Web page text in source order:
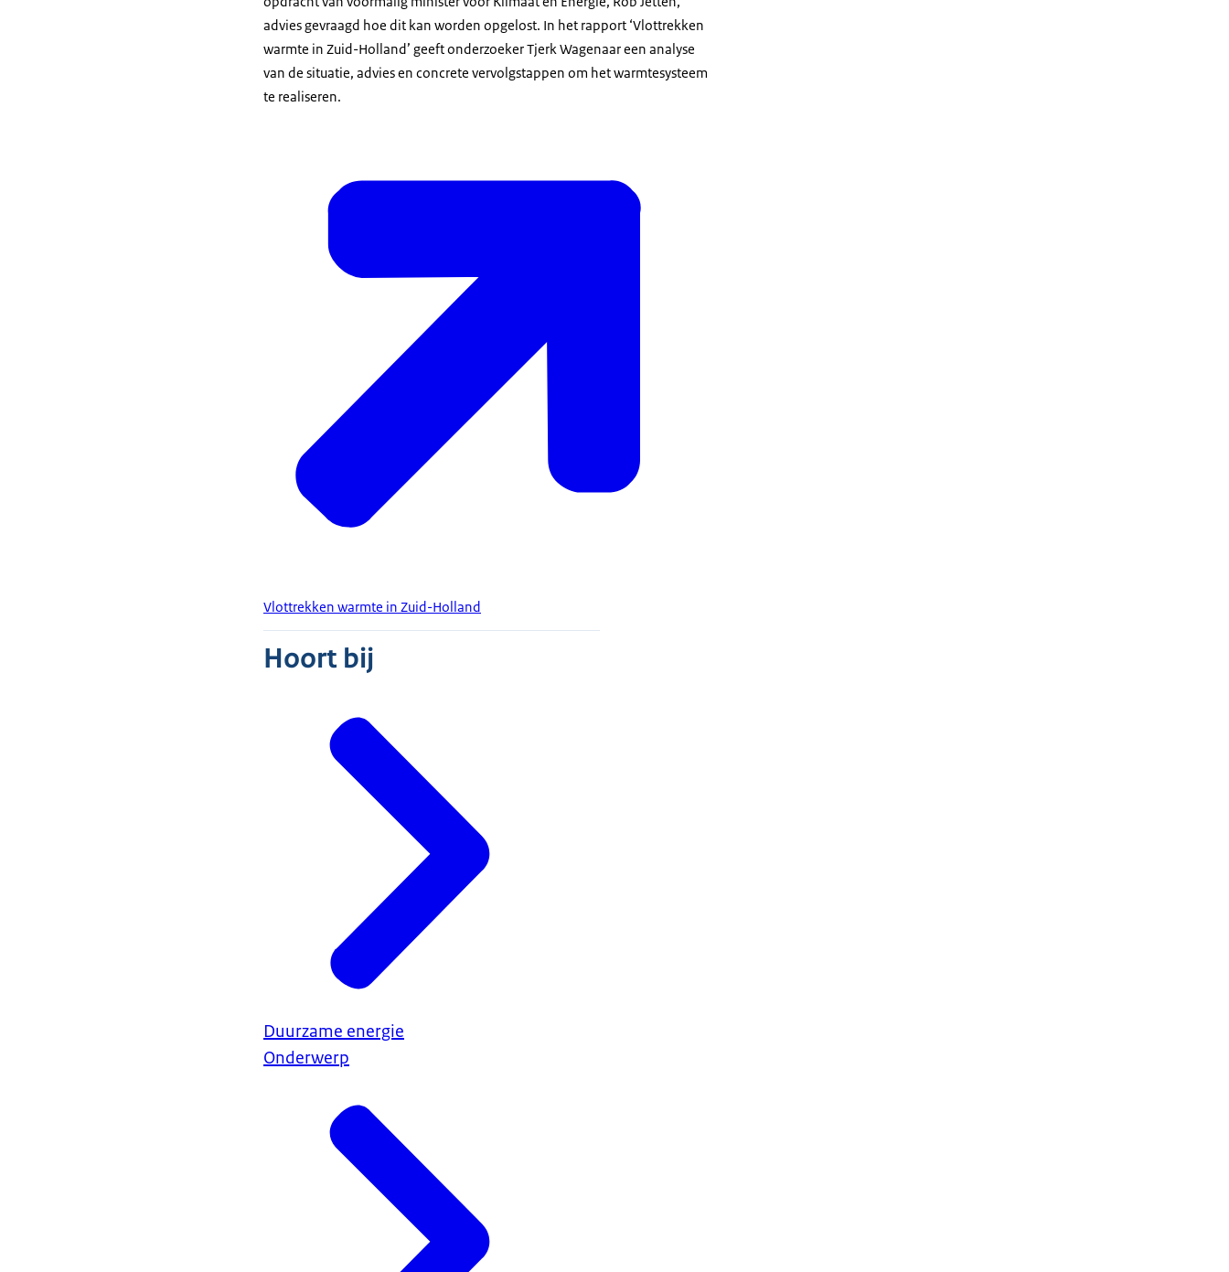
advies gevraagd hoe dit kan worden opgelost. In het rapport ‘Vlottrekken
warmte in Zuid-Holland’ geeft onderzoeker Tjerk Wagenaar een analyse
van de situatie, advies en concrete vervolgstappen om het warmtesysteem
te realiseren.
Vlottrekken warmte in Zuid-Holland
Hoort bij
Duurzame energie
Onderwerp